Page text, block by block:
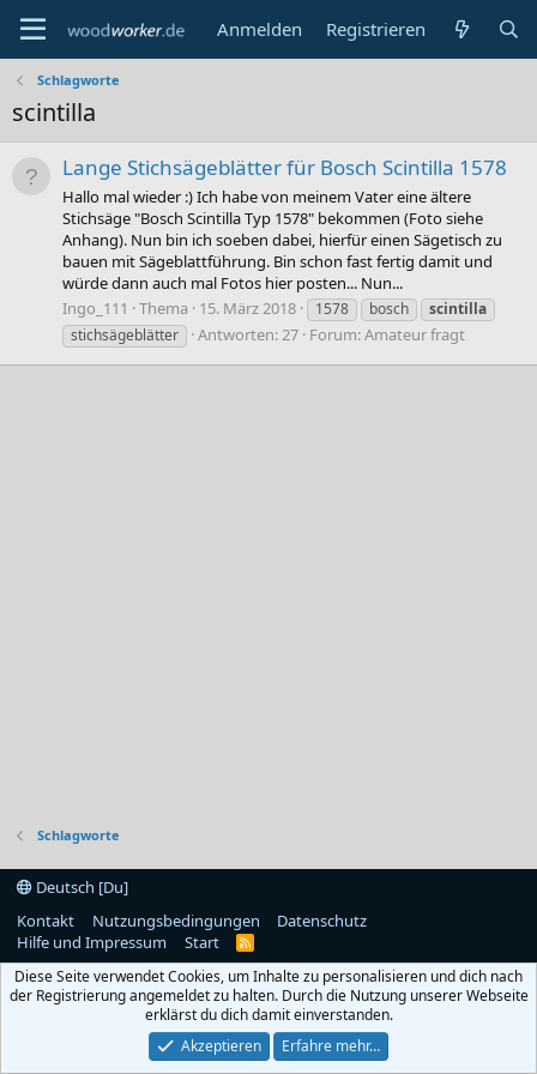
Anmelden Registrieren
Schlagworte
scintilla
Lange Stichsägeblätter für Bosch Scintilla 1578
Hallo mal wieder :) Ich habe von meinem Vater eine ältere
Stichsäge "Bosch Scintilla Typ 1578" bekommen (Foto siehe
Anhang). Nun bin ich soeben dabei, hierfür einen Sägetisch zu
bauen mit Sägeblattführung. Bin schon fast fertig damit und
würde dann auch mal Fotos hier posten... Nun...
Ingo_111
Thema 15. März 2018 1578 bosch
scintilla
stichsägeblätter
Antworten: 27 Forum:Amateur fragt
Schlagworte
Deutsch [Du]
Kontakt
Nutzungsbedingungen
Datenschutz
Hilfe und Impressum
Start
R
S
Diese Seite verwendet Cookies, um Inhalte zu personalisieren und dich nach
der Registrierung angemeldet zu halten. Durch die Nutzung unserer Webseite
erklärst du dich damit einverstanden.
Akzeptieren
Erfahre mehr…